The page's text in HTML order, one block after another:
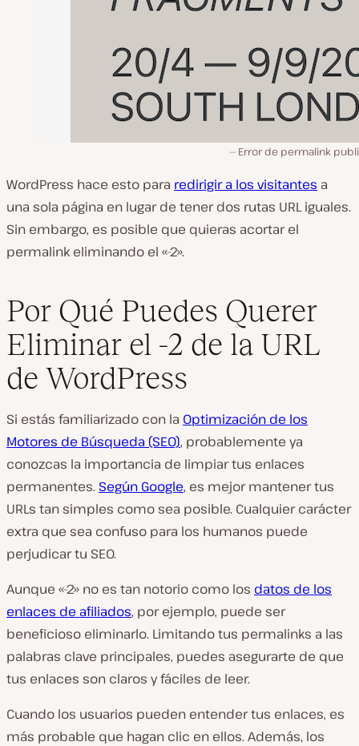
Error de permalink
WordPress hace esto para redirigir a los visitantes a
una sola página en lugar de tener dos rutas URL iguales.
Sin embargo, es posible que quieras acortar el
permalink eliminando el «-2».
Por Qué Puedes Querer
Eliminar el -2 de la URL
de WordPress
Si estás familiarizado con la Optimización de los
Motores de Búsqueda (SEO), probablemente ya
conozcas la importancia de limpiar tus enlaces
permanentes. Según Google, es mejor mantener tus
URLs tan simples como sea posible. Cualquier carácter
extra que sea confuso para los humanos puede
perjudicar tu SEO.
Aunque «-2» no es tan notorio como los datos de los
enlaces de afiliados, por ejemplo, puede ser
beneficioso eliminarlo. Limitando tus permalinks a las
palabras clave principales, puedes asegurarte de que
tus enlaces son claros y fáciles de leer.
Cuando los usuarios pueden entender tus enlaces, es
más probable que hagan clic en ellos. Además, los